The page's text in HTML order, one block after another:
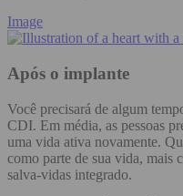
Image
Após o implante
Você precisará de algum
CDI. Em média, as pessoas
uma vida ativa novamente.
como parte de sua vida, mais
salva-vidas integrado.